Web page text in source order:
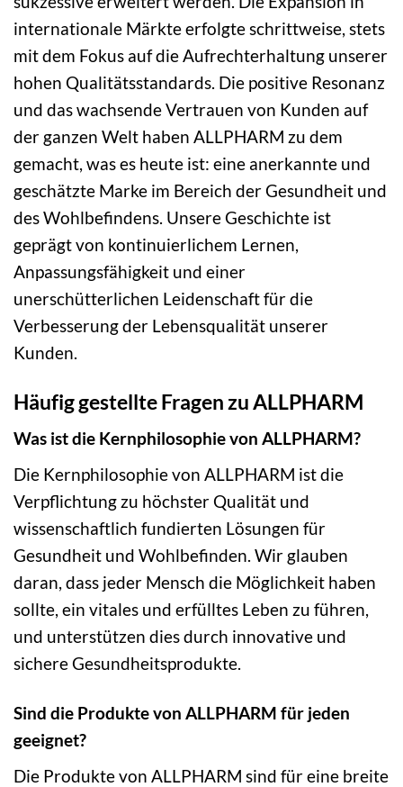
internationale Märkte erfolgte schrittweise, stets
mit dem Fokus auf die Aufrechterhaltung unserer
hohen Qualitätsstandards. Die positive Resonanz
und das wachsende Vertrauen von Kunden auf
der ganzen Welt haben ALLPHARM zu dem
gemacht, was es heute ist: eine anerkannte und
geschätzte Marke im Bereich der Gesundheit und
des Wohlbefindens. Unsere Geschichte ist
geprägt von kontinuierlichem Lernen,
Anpassungsfähigkeit und einer
unerschütterlichen Leidenschaft für die
Verbesserung der Lebensqualität unserer
Kunden.
Häufig gestellte Fragen zu ALLPHARM
Was ist die Kernphilosophie von ALLPHARM?
Die Kernphilosophie von ALLPHARM ist die
Verpflichtung zu höchster Qualität und
wissenschaftlich fundierten Lösungen für
Gesundheit und Wohlbefinden. Wir glauben
daran, dass jeder Mensch die Möglichkeit haben
sollte, ein vitales und erfülltes Leben zu führen,
und unterstützen dies durch innovative und
sichere Gesundheitsprodukte.
Sind die Produkte von ALLPHARM für jeden
geeignet?
Die Produkte von ALLPHARM sind für eine breite